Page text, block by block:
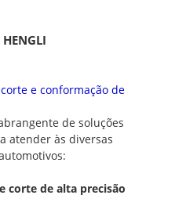
e conformação de
de soluções
atender às diversas
corte de alta precisão